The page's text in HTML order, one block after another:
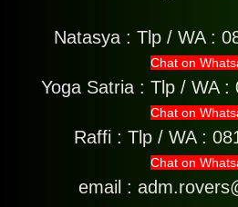
Natasya : Tlp / WA :
Chat on
Yoga Satria : Tlp / WA :
Chat on
Raffi : Tlp / WA :
Chat on
email :